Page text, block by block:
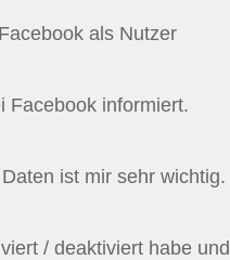
als Nutzer
Facebook informiert.
ist mir sehr wichtig.
/ deaktiviert habe und